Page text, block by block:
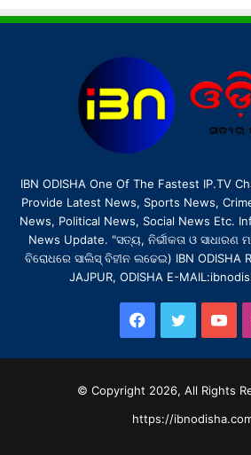
IBN ODISHA One Of The Fastest IP.TV
Provide Latest News, Sports News,
News, Political News, Social News Etc.
News Update. "ସତ୍ୟ, ନିର୍ଭୀକତା ଓ
ବିରୋଧରେ ସାଲିସ୍ ବିହୀନ ଲଢେଇ) IBN ODISHA
JAJPUR, ODISHA E-
Facebook
Twitter
© Copyright 2026, All Rights
https://